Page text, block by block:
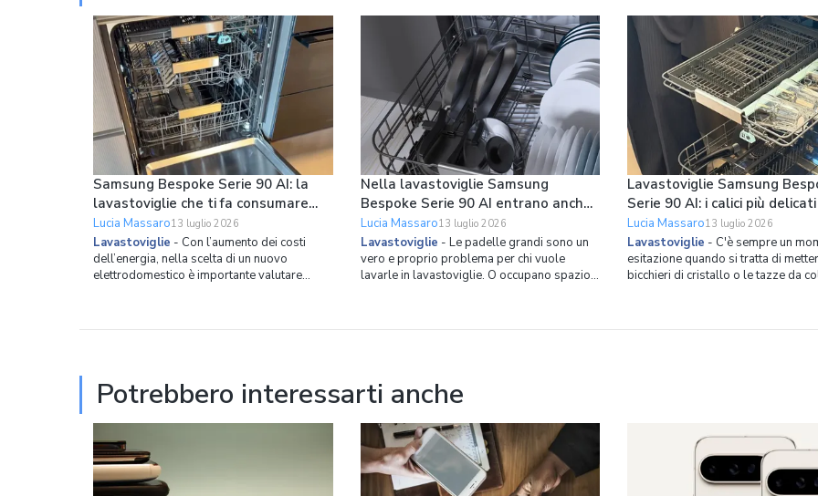
Samsung Bespoke Serie 90 AI: la
lavastoviglie che ti fa consumare
meno ogni giorno
Lucia Massaro13 luglio 2026
Lavastoviglie - Con l’aumento dei costi
dell’energia, nella scelta di un nuovo
elettrodomestico è importante valutare
Nella lavastoviglie Samsung
Bespoke Serie 90 AI entrano anche
le padelle grandi in verticale
Lucia Massaro13 luglio 2026
Lavastoviglie - Le padelle grandi sono un
vero e proprio problema per chi vuole
lavarle in lavastoviglie. O occupano spazio
Lavastoviglie Samsung
Serie 90 AI: i calici più
tazze da collezione hanno il
spazio dedicato
Lucia Massaro13 luglio 2026
Lavastoviglie - C'è sempre un
esitazione quando si tratta di
bicchieri di cristallo o le tazze da
Potrebbero interessarti anche